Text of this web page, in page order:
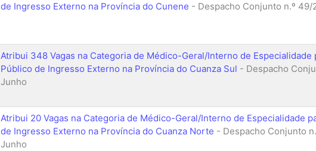
de Ingresso Externo na Província do Cunene - Despacho Conjunto n.º 49/
Atribui 348 Vagas na Categoria de Médico-Geral/Interno de Especialidade
Público de Ingresso Externo na Província do Cuanza Sul - Despacho
Junho
Atribui 20 Vagas na Categoria de Médico-Geral/Interno de Especialidade
de Ingresso Externo na Província do Cuanza Norte - Despacho Conjunto
Junho